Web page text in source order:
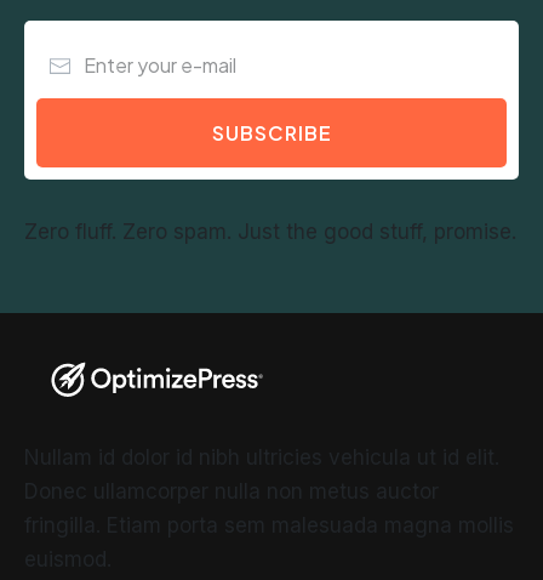
SUBSCRIBE
Zero fluff. Zero spam. Just the good stuff, promise.